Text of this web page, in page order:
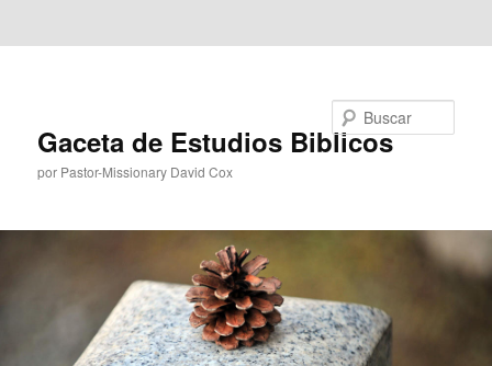
Gaceta de Estudios Biblicos
por Pastor-Missionary David Cox